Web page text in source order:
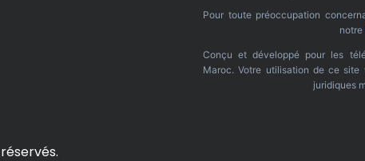
Pour toute préoccupation
notre
Conçu et développé pour les
Maroc. Votre utilisation de ce
juridiques